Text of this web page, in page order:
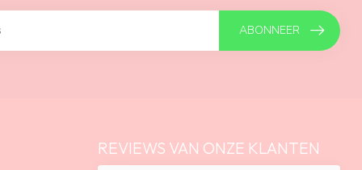
ABONNEER
REVIEWS VAN ONZE KLANTEN